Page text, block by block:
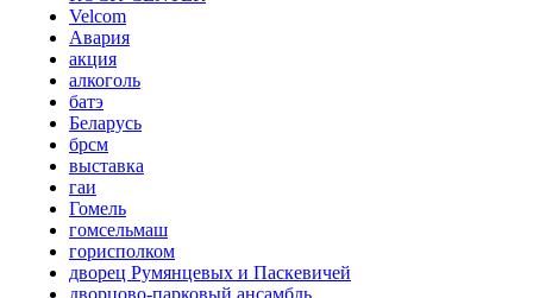
Velcom
Авария
акция
алкоголь
батэ
Беларусь
брсм
выставка
гаи
Гомель
гомсельмаш
горисполком
дворец Румянцевых и Паскевичей